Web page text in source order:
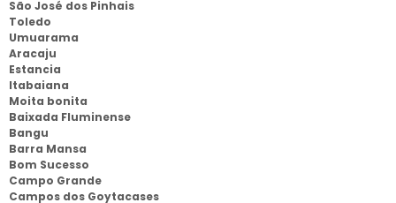
São José dos Pinhais
Toledo
Umuarama
Aracaju
Estancia
Itabaiana
Moita bonita
Baixada Fluminense
Bangu
Barra Mansa
Bom Sucesso
Campo Grande
Campos dos Goytacases